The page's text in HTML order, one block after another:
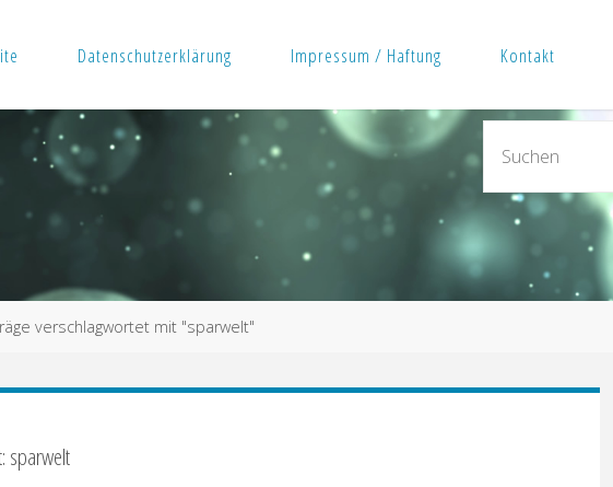
Datenschutzerklärung Impressum / Haftung Kontakt
verschlagwortet mit "sparwelt"
sparwelt